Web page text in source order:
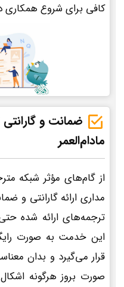
کافی برای شروع همکاری
ضمانت و
مادام‌العمر
از گام‌های مؤثر شبکه
مداری ارائه گارانتی و
ترجمه‌های ارائه شده
این خدمت به صورت
قرار می‌گیرد و بدان
صورت بروز هرگونه